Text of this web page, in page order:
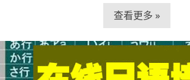
查看更多 »